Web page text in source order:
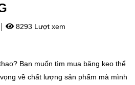
8293 Lượt xem
Bạn muốn tìm mua băng keo thể
về chất lượng sản phẩm mà mình